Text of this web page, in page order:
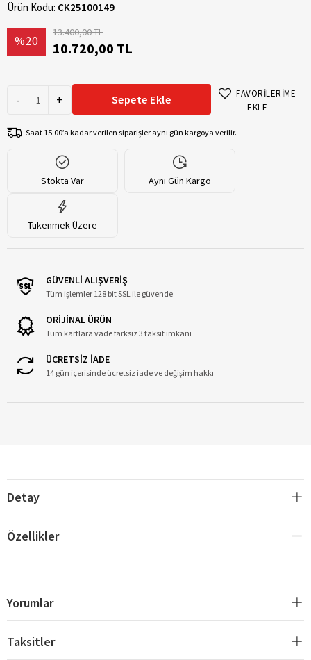
Ürün Kodu: CK25100149
%20
13.400,00 TL
10.720,00 TL
- + Sepete Ekle
FAVORİLERİME
EKLE
Saat 15:00’a kadar verilen siparişler aynı gün kargoya verilir.
Stokta Var Aynı Gün Kargo
Tükenmek Üzere
GÜVENLİ ALIŞVERİŞ
Tüm işlemler 128 bit SSL ile güvende
ORİJİNAL ÜRÜN
Tüm kartlara vade farksız 3 taksit imkanı
ÜCRETSİZ İADE
14 gün içerisinde ücretsiz iade ve değişim hakkı
Detay
Özellikler
Yorumlar
Taksitler